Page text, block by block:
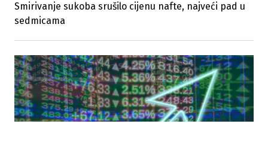
Smirivanje sukoba srušilo cijenu nafte, najveći pad u
sedmicama